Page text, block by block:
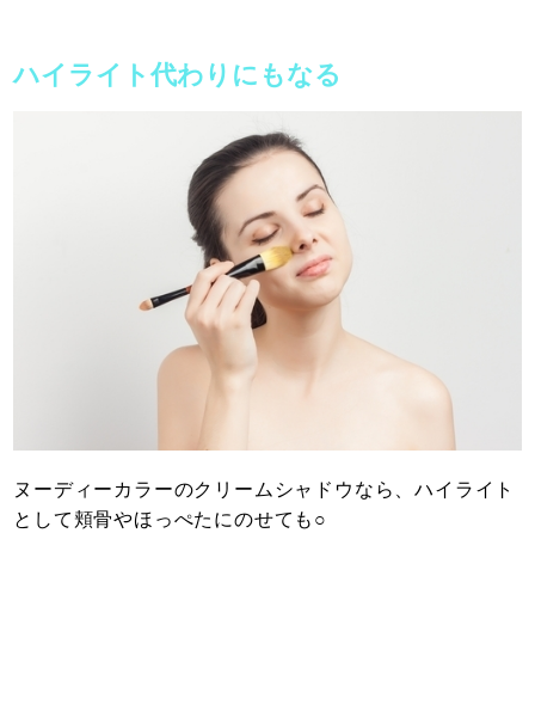
ハイライト代わりにもなる
ヌーディーカラーのクリームシャドウなら、ハイライト
として頬骨やほっぺたにのせても○